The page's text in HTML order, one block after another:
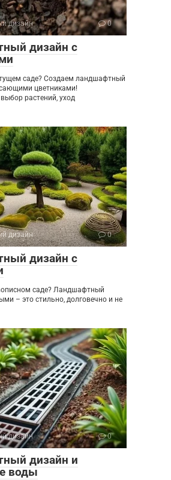
дизайн 0
дизайн с
саде? Создаем ландшафтный
цветниками!
растений, уход
дизайн 0
дизайн с
саде? Ландшафтный
– это стильно, долговечно и не
дизайн 0
дизайн и
воды